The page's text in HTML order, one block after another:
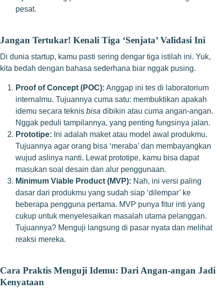
pesat.
Jangan Tertukar! Kenali Tiga ‘Senjata’ Validasi Ini
Di dunia startup, kamu pasti sering dengar tiga istilah ini. Yuk,
kita bedah dengan bahasa sederhana biar nggak pusing.
Proof of Concept (POC): Anggap ini tes di laboratorium
internalmu. Tujuannya cuma satu: membuktikan apakah
idemu secara teknis bisa dibikin atau cuma angan-angan.
Nggak peduli tampilannya, yang penting fungsinya jalan.
Prototipe: Ini adalah maket atau model awal produkmu.
Tujuannya agar orang bisa ‘meraba’ dan membayangkan
wujud aslinya nanti. Lewat prototipe, kamu bisa dapat
masukan soal desain dan alur penggunaan.
Minimum Viable Product (MVP): Nah, ini versi paling
dasar dari produkmu yang sudah siap ‘dilempar’ ke
beberapa pengguna pertama. MVP punya fitur inti yang
cukup untuk menyelesaikan masalah utama pelanggan.
Tujuannya? Menguji langsung di pasar nyata dan melihat
reaksi mereka.
Cara Praktis Menguji Idemu: Dari Angan-angan Jadi
Kenyataan